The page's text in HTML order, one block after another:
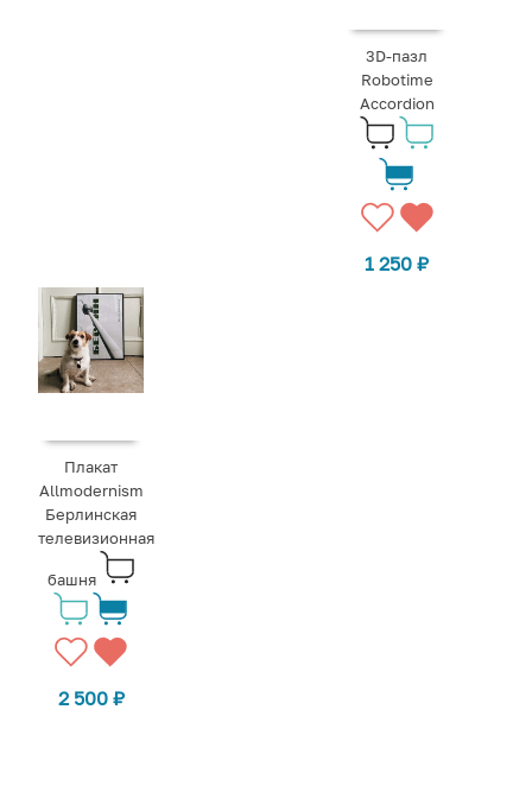
3D-пазл
Robotime
Accordion
1 250₽
Плакат
Allmodernism
Берлинская
телевизионная
башня
2 500 ₽